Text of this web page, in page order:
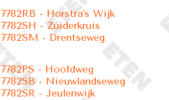
7782RB - Horstra's Wijk
7782SH - Zuiderkruis
7782SM - Drentseweg
7782PS - Hoofdweg
7782SB - Nieuwlandseweg
7782SR - Jeulenwijk